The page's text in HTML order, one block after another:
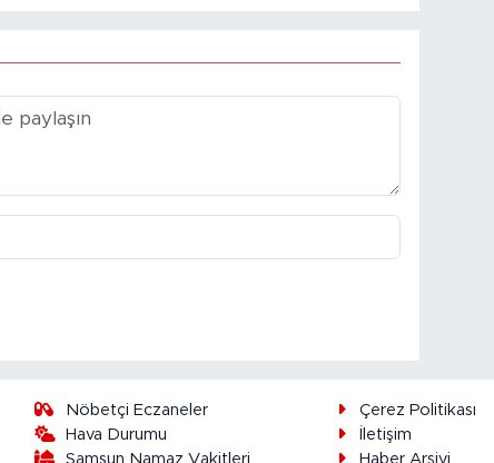
Nöbetçi Eczaneler
Hava Durumu
Samsun Namaz Vakitleri
Çerez Politikası
İletişim
Haber Arşivi